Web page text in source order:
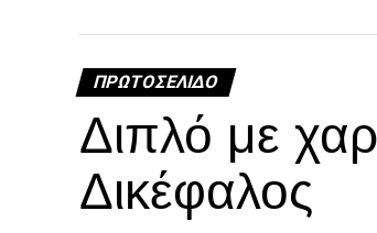
ΠΡΩΤΟΣΈΛΙΔΟ
Διπλό με
Δικέφαλος